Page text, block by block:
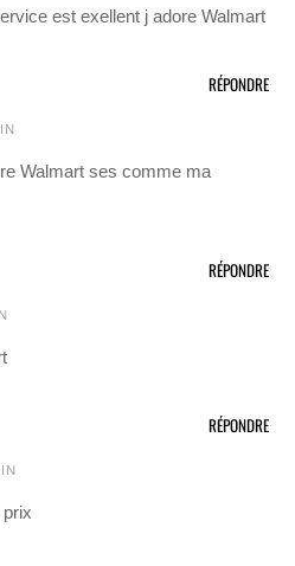
est exellent j adore Walmart
Walmart ses comme ma
RÉPONDRE
RÉPONDRE
RÉPONDRE